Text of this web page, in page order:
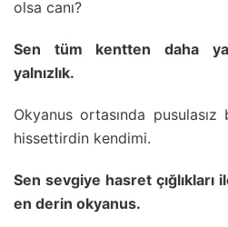
olsa canı?
Sen tüm kentten daha
yalnızlık.
Okyanus ortasında pusulasız
hissettirdin kendimi.
Sen sevgiye hasret çığlıkları
en derin okyanus.